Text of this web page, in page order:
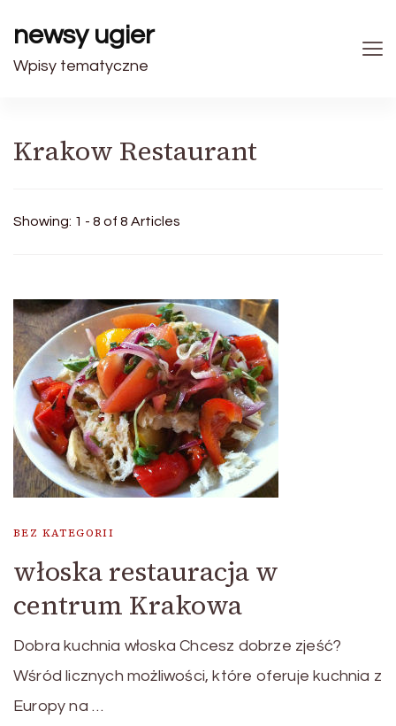
newsy ugier
Wpisy tematyczne
Krakow Restaurant
Showing: 1 - 8 of 8 Articles
BEZ KATEGORII
włoska restauracja w
centrum Krakowa
Dobra kuchnia włoska Chcesz dobrze zjeść?
Wśród licznych możliwości, które oferuje kuchnia z
Europy na …